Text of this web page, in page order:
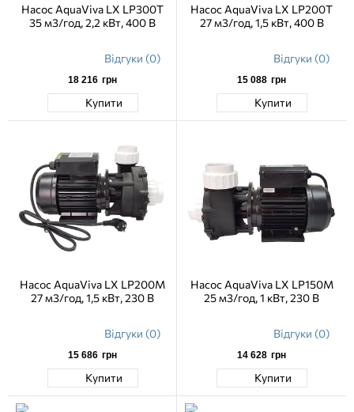
Насос AquaViva LX LP300T
35 м3/год, 2,2 кВт, 400 В
Відгуки (0)
18 216 грн
Купити
Насос AquaViva LX LP200T
27 м3/год, 1,5 кВт, 400 В
Відгуки (0)
15 088 грн
Купити
Насос AquaViva LX LP200M
27 м3/год, 1,5 кВт, 230 В
Відгуки (0)
15 686 грн
Купити
Насос AquaViva LX LP150M
25 м3/год, 1 кВт, 230 В
Відгуки (0)
14 628 грн
Купити